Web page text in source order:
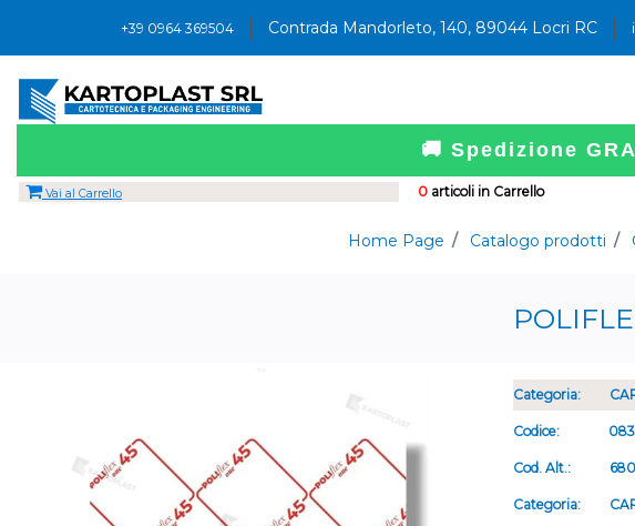
+39 0964 369504 Contrada Mandorleto, 140, 89044 Locri RC
🚚 Spedizione
0articoli in Carrello
Vai al Carrello
Home Page Catalogo prodotti
Categoria:
Codice:
Cod. Alt.:
Categoria: